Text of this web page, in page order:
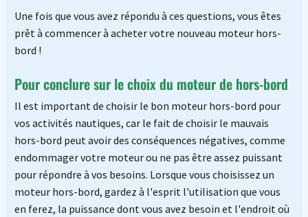
Une fois que vous avez répondu à ces questions, vous êtes
prêt à commencer à acheter votre nouveau moteur hors-
bord !
Pour conclure sur le choix du moteur de hors-bord
Il est important de choisir le bon moteur hors-bord pour
vos activités nautiques, car le fait de choisir le mauvais
hors-bord peut avoir des conséquences négatives, comme
endommager votre moteur ou ne pas être assez puissant
pour répondre à vos besoins. Lorsque vous choisissez un
moteur hors-bord, gardez à l'esprit l'utilisation que vous
en ferez, la puissance dont vous avez besoin et l'endroit où